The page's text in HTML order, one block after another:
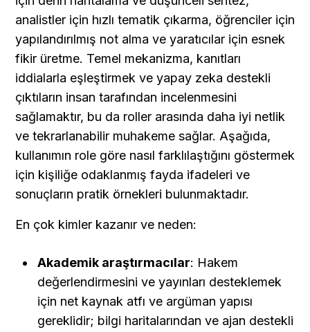
analistler için hızlı tematik çıkarma, öğrenciler için
yapılandırılmış not alma ve yaratıcılar için esnek
fikir üretme. Temel mekanizma, kanıtları
iddialarla eşleştirmek ve yapay zeka destekli
çıktıların insan tarafından incelenmesini
sağlamaktır, bu da roller arasında daha iyi netlik
ve tekrarlanabilir muhakeme sağlar. Aşağıda,
kullanımın role göre nasıl farklılaştığını göstermek
için kişiliğe odaklanmış fayda ifadeleri ve
sonuçların pratik örnekleri bulunmaktadır.
En çok kimler kazanır ve neden:
Akademik araştırmacılar: Hakem
değerlendirmesini ve yayınları desteklemek
için net kaynak atfı ve argüman yapısı
gereklidir; bilgi haritalarından ve ajan destekli